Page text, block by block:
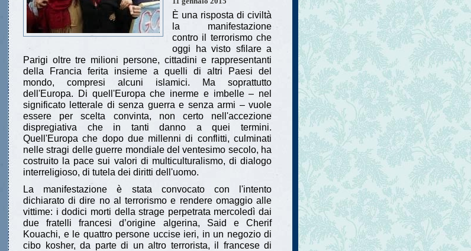
È una risposta di civiltà
la manifestazione
contro il terrorismo che
oggi ha visto sfilare a
Parigi oltre tre milioni persone, cittadini e rappresentanti
della Francia ferita insieme a quelli di altri Paesi del
mondo, compresi alcuni islamici. Ma soprattutto
dell'Europa. Di quell'Europa che inerme e imbelle – nel
significato letterale di senza guerra e senza armi – vuole
essere per scelta convinta, non certo nell'accezione
dispregiativa che in tanti danno a quei termini.
Quell'Europa che dopo due millenni di conflitti, culminati
nelle stragi delle guerre mondiale del ventesimo secolo, ha
costruito la pace sui valori di multiculturalismo, di dialogo
interreligioso, di tutela dei diritti dell'uomo.
La manifestazione è stata convocato con l'intento
dichiarato di dire no al terrorismo e rendere omaggio alle
vittime: i dodici morti della strage perpetrata mercoledì dai
due fratelli francesi d’origine algerina, Said e Cherif
Kouachi, e le quattro persone uccise ieri, in un negozio di
cibo kosher, da parte di un altro terrorista, il francese di